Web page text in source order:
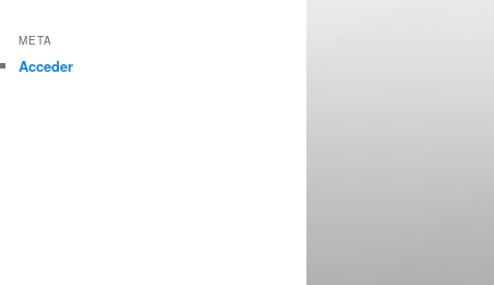
META
Acceder